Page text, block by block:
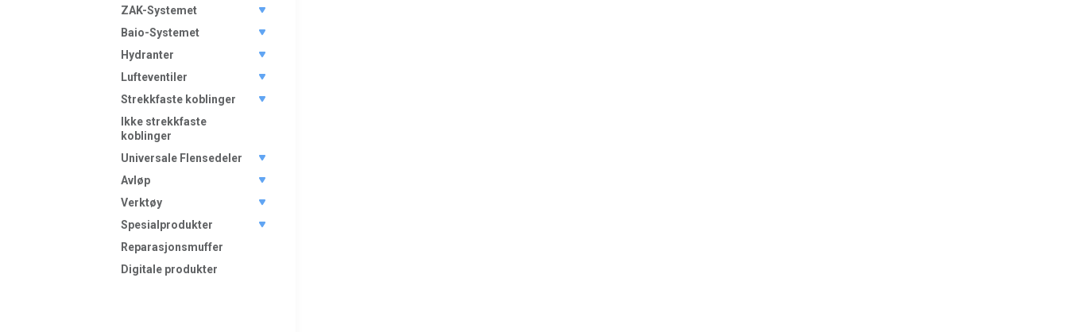
ZAK-Systemet
Baio-Systemet
Hydranter
Lufteventiler
Strekkfaste koblinger
Ikke strekkfaste
koblinger
Universale Flensedeler
Avløp
Verktøy
Spesialprodukter
Reparasjonsmuffer
Digitale produkter